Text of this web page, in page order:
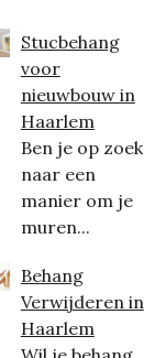
Stucbehang
voor
nieuwbouw in
Haarlem
Ben je op zoek
naar een
manier om je
muren...
Behang
Verwijderen in
Haarlem